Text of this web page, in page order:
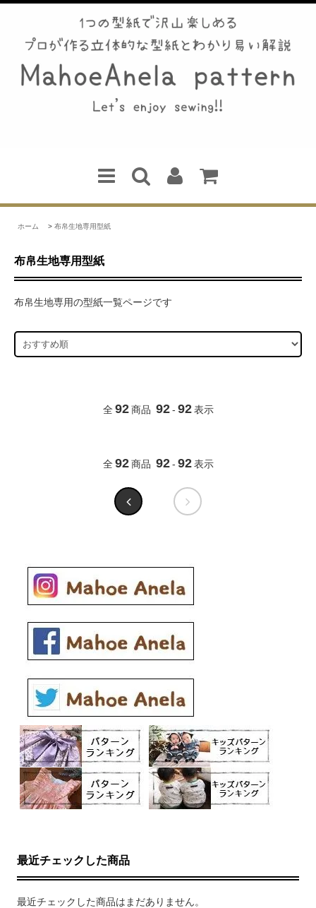
ホーム > 布帛生地専用型紙
布帛生地専用型紙
布帛生地専用の型紙一覧ページです
全 92 商品 92 - 92 表示
全 92 商品 92 - 92 表示
最近チェックした商品
最近チェックした商品はまだありません。